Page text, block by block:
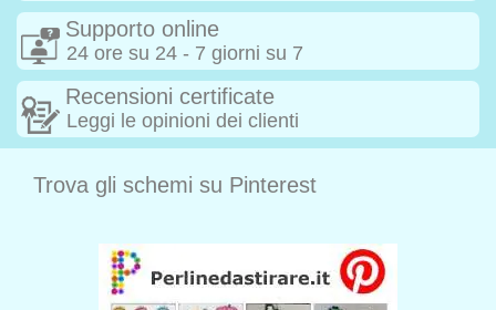
Supporto online
24 ore su 24 - 7 giorni su 7
Recensioni certificate
Leggi le opinioni dei clienti
Trova gli schemi su Pinterest